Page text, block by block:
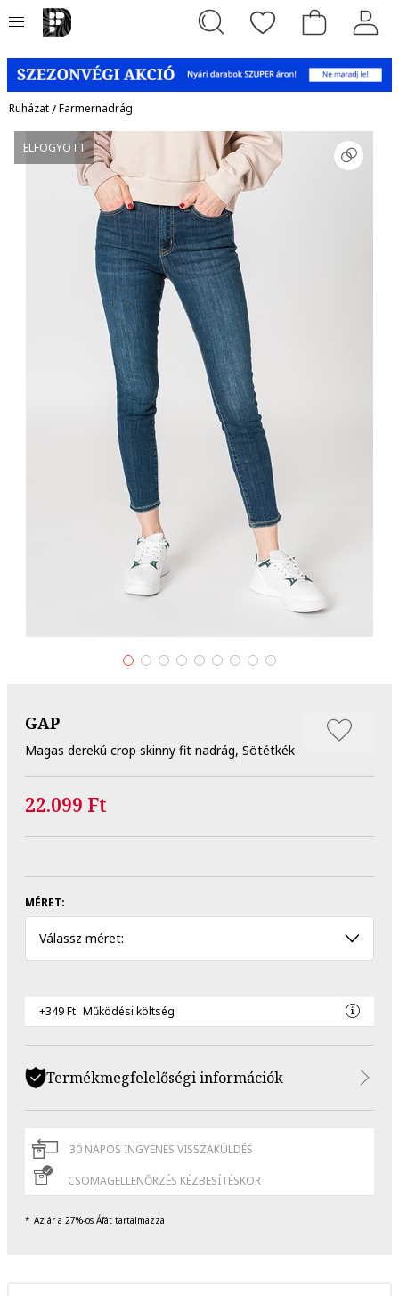
Ruházat/Farmernadrág
ELFOGYOTT
GAP
Magas derekú crop skinny fit nadrág, Sötétkék
22.099 Ft
MÉRET:
Válassz méret:
+349 Ft Működési költség
Termékmegfelelőségi információk
30 NAPOS INGYENES VISSZAKÜLDÉS
CSOMAGELLENŐRZÉS KÉZBESÍTÉSKOR
Az ár a 27%-os Áfát tartalmazza